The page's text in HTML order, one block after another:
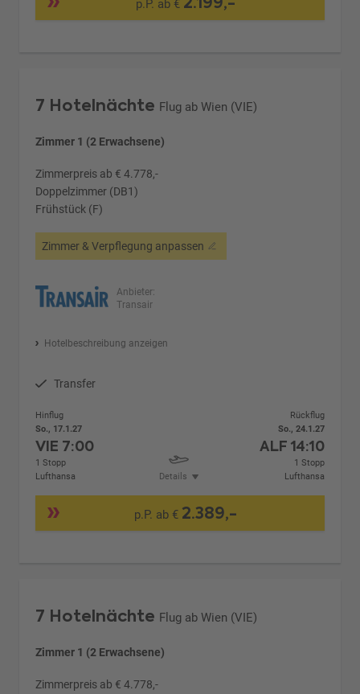
p.P. ab €
7 Hotelnächte Flug ab Wien (VIE)
Zimmer 1 (2 Erwachsene)
Zimmerpreis ab € 4.778,-
Doppelzimmer (DB1)
Frühstück (F)
Zimmer & Verpflegung anpassen
Anbieter:
Transair
Hotelbeschreibung anzeigen
Transfer
Hinflug
So., 17.1.27
VIE 7:00
1 Stopp
Lufthansa
Details
Rückflug
So., 24.1.27
ALF 14:10
1 Stopp
Lufthansa
p.P. ab € 2.389,-
7 Hotelnächte Flug ab Wien (VIE)
Zimmer 1 (2 Erwachsene)
Zimmerpreis ab € 4.778,-